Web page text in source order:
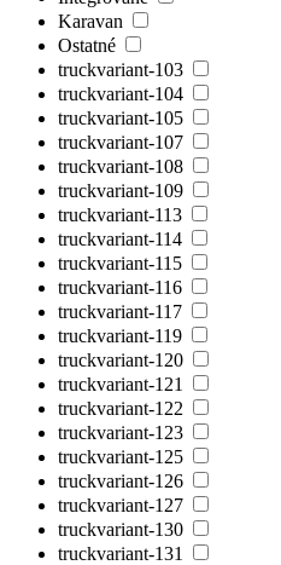
Karavan
Ostatné
truckvariant-103
truckvariant-104
truckvariant-105
truckvariant-107
truckvariant-108
truckvariant-109
truckvariant-113
truckvariant-114
truckvariant-115
truckvariant-116
truckvariant-117
truckvariant-119
truckvariant-120
truckvariant-121
truckvariant-122
truckvariant-123
truckvariant-125
truckvariant-126
truckvariant-127
truckvariant-130
truckvariant-131